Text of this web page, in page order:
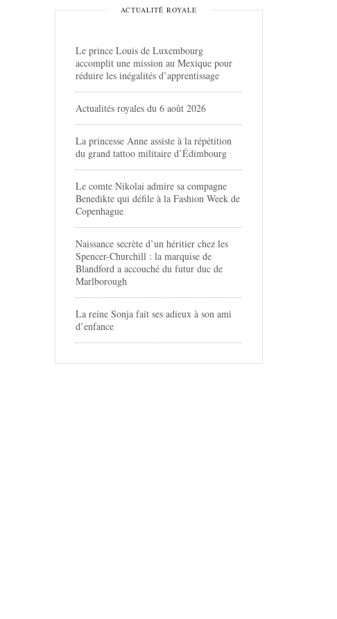
ACTUALITÉ ROYALE
Le prince Louis de Luxembourg
accomplit une mission au Mexique pour
réduire les inégalités d’apprentissage
Actualités royales du 6 août 2026
La princesse Anne assiste à la répétition
du grand tattoo militaire d’Édimbourg
Le comte Nikolai admire sa compagne
Benedikte qui défile à la Fashion Week de
Copenhague
Naissance secrète d’un héritier chez les
Spencer-Churchill : la marquise de
Blandford a accouché du futur duc de
Marlborough
La reine Sonja fait ses adieux à son ami
d’enfance